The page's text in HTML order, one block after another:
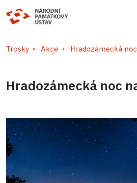
Trosky Akce Hradozámecká
Hradozámecká noc